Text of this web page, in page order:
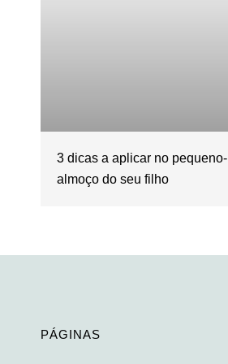
3 dicas a aplicar no pequeno-
almoço do seu filho
PÁGINAS